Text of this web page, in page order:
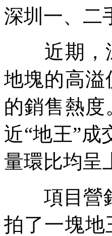
深圳一、二
近期，深
地塊的高溢
的銷售熱
近“地王”成
量環比均呈
項目營銷
拍了一塊地